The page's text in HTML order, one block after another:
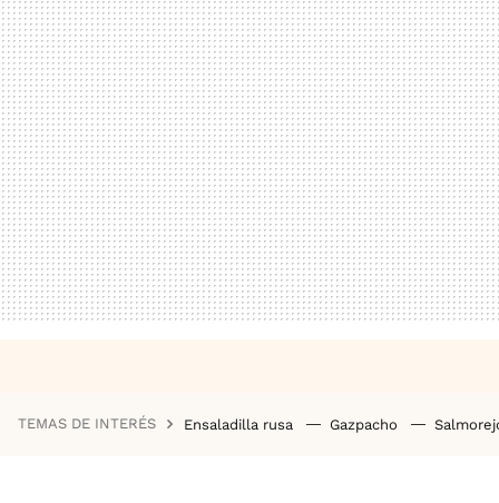
TEMAS DE INTERÉS Ensaladilla rusa Gazpacho